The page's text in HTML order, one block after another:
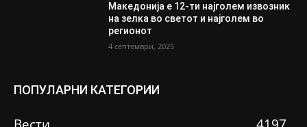
Македонија е 12-ти најголем извозник
на зелка во светот и најголем во
регионот
4 септември, 2025
ПОПУЛАРНИ КАТЕГОРИИ